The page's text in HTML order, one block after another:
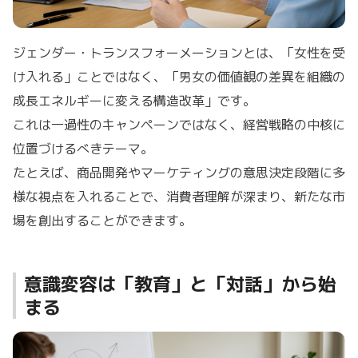
ジェンダー・トランスフォーメーションとは、「女性を受
け入れる」ことではなく、「男女の価値観の差異を組織の
成長エネルギーに変える構造改革」です。
これは一過性のキャンペーンではなく、経営戦略の中核に
位置づけるべきテーマ。
たとえば、商品開発やマーケティングの意思決定段階に多
様な視点を入れることで、消費者理解が深まり、新たな市
場を創出することができます。
意識変容は「教育」と「対話」から始
まる